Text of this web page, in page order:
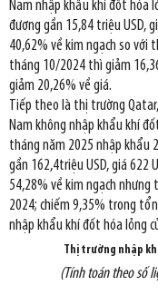
Nam nhập khẩu khí đốt hóa
đương gần 15,84 triệu USD,
40,62% về kim ngạch so với
tháng 10/2024 thì giảm
giảm 20,26% về giá.
Tiếp theo là thị trường
Nam không nhập khẩu khí
tháng năm 2025 nhập khẩu
gần 162,4triệu USD, giá 622
54,28% về kim ngạch nhưng
2024; chiếm 9,35% trong
nhập khẩu khí đốt hóa lỏng
Thị trường nhập
(Tính toán theo số